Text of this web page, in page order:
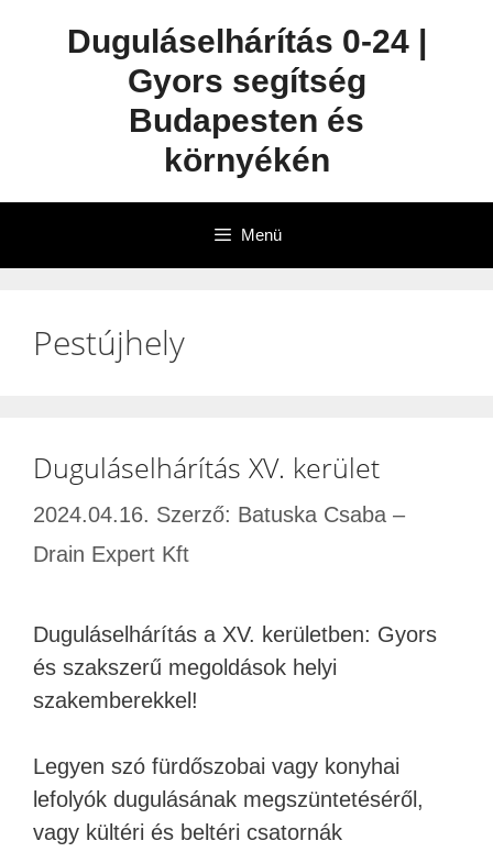
Duguláselhárítás 0-24 |
Gyors segítség
Budapesten és
környékén
Menü
Pestújhely
Duguláselhárítás XV. kerület
2024.04.16. Szerző: Batuska Csaba –
Drain Expert Kft
Duguláselhárítás a XV. kerületben: Gyors
és szakszerű megoldások helyi
szakemberekkel!
Legyen szó fürdőszobai vagy konyhai
lefolyók dugulásának megszüntetéséről,
vagy kültéri és beltéri csatornák